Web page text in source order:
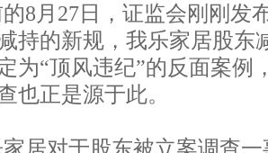
8月27日，证监会刚刚发
持的新规，我乐家居股东
为“顶风违纪”的反面案例
也正是源于此。
居对于股东被立案调查